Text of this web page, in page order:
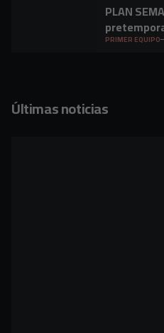
PLAN
vista
PRIMER EQUIPO
Últimas noticias